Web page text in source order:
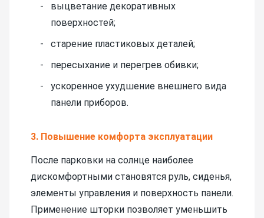
выцветание декоративных
поверхностей;
старение пластиковых деталей;
пересыхание и перегрев обивки;
ускоренное ухудшение внешнего вида
панели приборов.
3. Повышение комфорта эксплуатации
После парковки на солнце наиболее
дискомфортными становятся руль, сиденья,
элементы управления и поверхность панели.
Применение шторки позволяет уменьшить